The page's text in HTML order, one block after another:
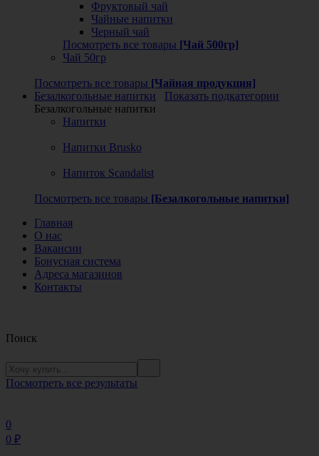
Фруктовый чай
Чайные напитки
Черный чай
Посмотреть все товары [Чай 500гр]
Чай 50гр
Посмотреть все товары [Чайная продукция]
Безалкогольные напитки
Показать подкатегории
Безалкогольные напитки
Напитки
Напитки Brusko
Напиток Scandalist
Посмотреть все товары [Безалкогольные напитки]
Главная
О нас
Вакансии
Бонусная система
Адреса магазинов
Контакты
Поиск
Посмотреть все результаты
0
0 ₽